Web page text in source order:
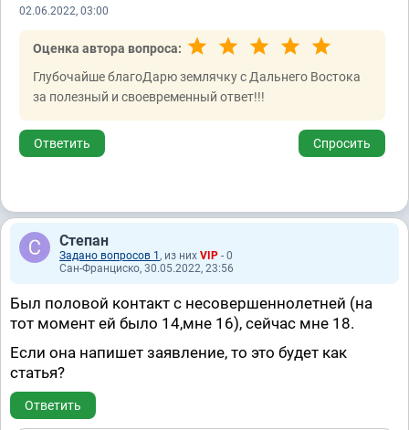
02.06.2022, 03:00
Оценка автора вопроса:
Глубочайше благоДарю землячку с Дальнего Востока
за полезный и своевременный ответ!!!
Ответить Спросить
Степан
Задано вопросов 1 , из них VIP - 0
Сан-Франциско, 30.05.2022, 23:56
Был половой контакт с несовершеннолетней (на
тот момент ей было 14,мне 16), сейчас мне 18.
Если она напишет заявление, то это будет как
статья?
Ответить